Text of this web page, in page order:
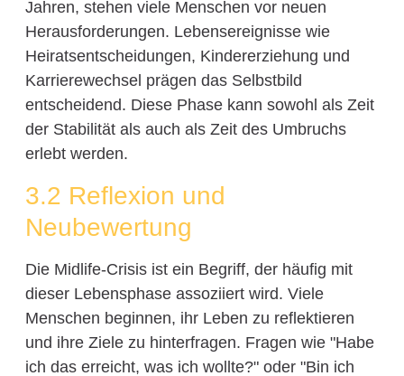
Jahren, stehen viele Menschen vor neuen
Herausforderungen. Lebensereignisse wie
Heiratsentscheidungen, Kindererziehung und
Karrierewechsel prägen das Selbstbild
entscheidend. Diese Phase kann sowohl als Zeit
der Stabilität als auch als Zeit des Umbruchs
erlebt werden.
3.2 Reflexion und
Neubewertung
Die Midlife-Crisis ist ein Begriff, der häufig mit
dieser Lebensphase assoziiert wird. Viele
Menschen beginnen, ihr Leben zu reflektieren
und ihre Ziele zu hinterfragen. Fragen wie "Habe
ich das erreicht, was ich wollte?" oder "Bin ich